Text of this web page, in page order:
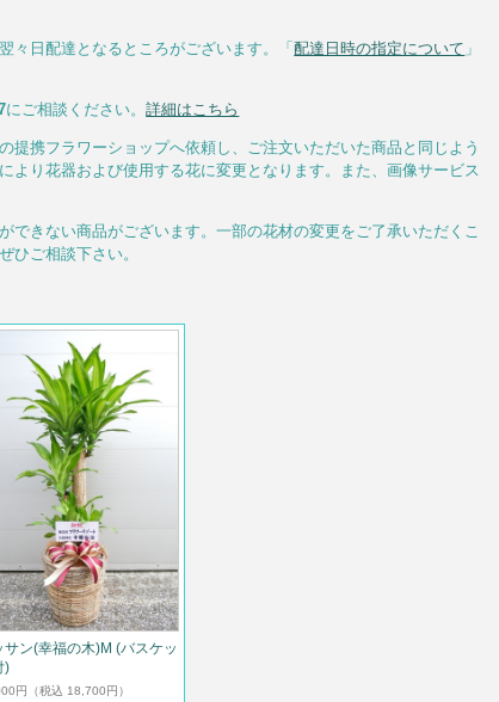
々日配達となるところがございます。「配達日時の指定について 」
にご相談ください。詳細はこちら
携フラワーショップへ依頼し、ご注文いただいた商品と同じよう
り花器および使用する花に変更となります。また、画像サービス
できない商品がございます。一部の花材の変更をご了承いただくこ
ひご相談下さい。
サン(幸福の木)M (バスケッ
)
円 （税込 18,700円）